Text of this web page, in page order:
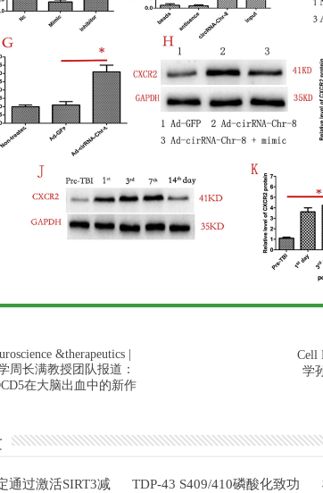
&therapeutics |
周长满教授团队报道：
在大脑出血中的新作
Cell
学
通过激活SIRT3减
TDP-43 S409/410磷酸化致功